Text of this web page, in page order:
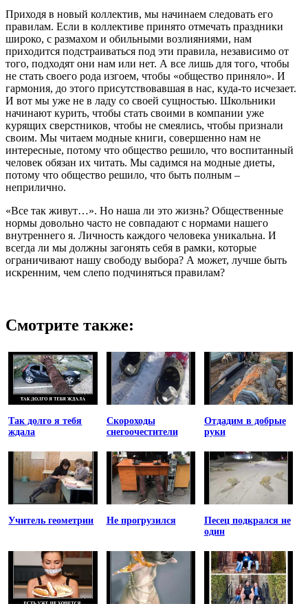
Приходя в новый коллектив, мы начинаем следовать его
правилам. Если в коллективе принято отмечать праздники
широко, с размахом и обильными возлияниями, нам
приходится подстраиваться под эти правила, независимо от
того, подходят они нам или нет. А все лишь для того, чтобы
не стать своего рода изгоем, чтобы «общество приняло». И
гармония, до этого присутствовавшая в нас, куда-то исчезает.
И вот мы уже не в ладу со своей сущностью. Школьники
начинают курить, чтобы стать своими в компании уже
курящих сверстников, чтобы не смеялись, чтобы признали
своим. Мы читаем модные книги, совершенно нам не
интересные, потому что общество решило, что воспитанный
человек обязан их читать. Мы садимся на модные диеты,
потому что общество решило, что быть полным –
неприлично.
«Все так живут…». Но наша ли это жизнь? Общественные
нормы довольно часто не совпадают с нормами нашего
внутреннего я. Личность каждого человека уникальна. И
всегда ли мы должны загонять себя в рамки, которые
ограничивают нашу свободу выбора? А может, лучше быть
искренним, чем слепо подчиняться правилам?
Смотрите также:
Так долго я тебя
ждала
Скороходы
снегоочестители
Отдадим в добрые
руки
Учитель геометрии Не прогрузился
Песец подкрался не
один